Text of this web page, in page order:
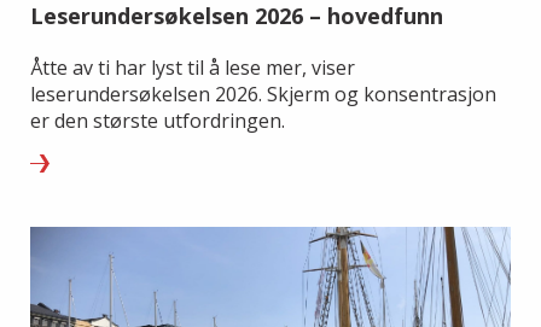
Leserundersøkelsen 2026 – hovedfunn
Åtte av ti har lyst til å lese mer, viser
leserundersøkelsen 2026. Skjerm og konsentrasjon
er den største utfordringen.